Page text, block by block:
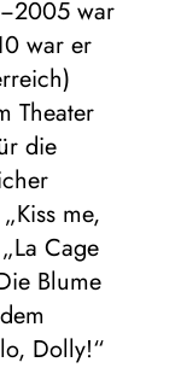
war
war er
Theater
die
me,
Cage
Blume
Dolly!“